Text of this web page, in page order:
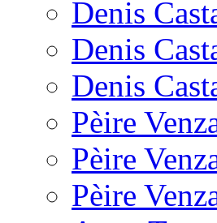
Denis
Denis
Denis
Pèire
Pèire
Pèire